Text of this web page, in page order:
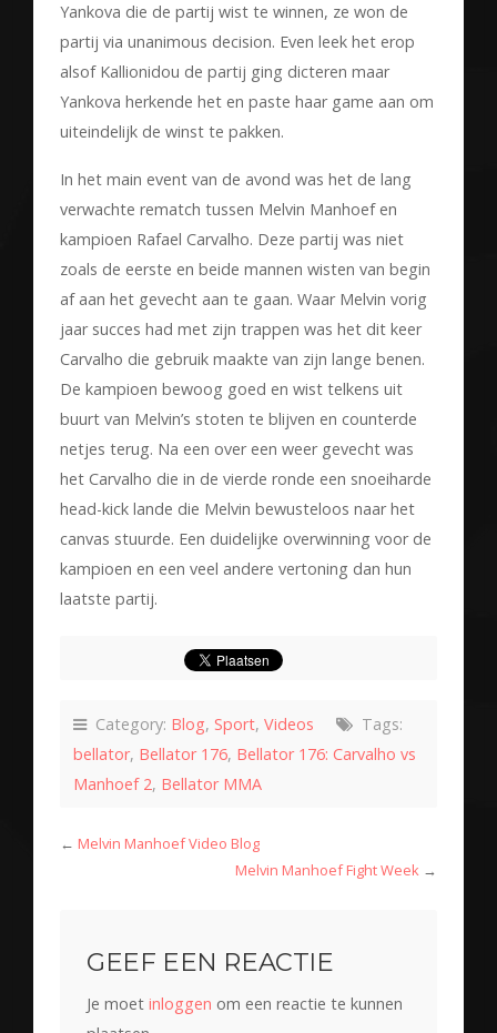
Yankova die de partij wist te winnen, ze won de
partij via unanimous decision. Even leek het erop
alsof Kallionidou de partij ging dicteren maar
Yankova herkende het en paste haar game aan om
uiteindelijk de winst te pakken.
In het main event van de avond was het de lang
verwachte rematch tussen Melvin Manhoef en
kampioen Rafael Carvalho. Deze partij was niet
zoals de eerste en beide mannen wisten van begin
af aan het gevecht aan te gaan. Waar Melvin vorig
jaar succes had met zijn trappen was het dit keer
Carvalho die gebruik maakte van zijn lange benen.
De kampioen bewoog goed en wist telkens uit
buurt van Melvin’s stoten te blijven en counterde
netjes terug. Na een over een weer gevecht was
het Carvalho die in de vierde ronde een snoeiharde
head-kick lande die Melvin bewusteloos naar het
canvas stuurde. Een duidelijke overwinning voor de
kampioen en een veel andere vertoning dan hun
laatste partij.
Category: Blog, Sport, Videos
Tags:
bellator, Bellator 176, Bellator 176: Carvalho vs
Manhoef 2, Bellator MMA
← Melvin Manhoef Video Blog
Melvin Manhoef Fight Week →
GEEF EEN REACTIE
Je moet inloggen om een reactie te kunnen